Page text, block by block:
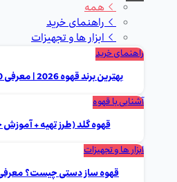
همه
راهنمای خرید
ابزار ها و تجهیزات
راهنمای خرید
بهترین برند قهوه 2026 | معرفی 20 مارک برتر ایرانی و خارجی
آشنایی با قهوه
قهوه گلد (طرز تهیه +
ابزار ها و تجهیزات
قهوه ساز دستی چیست؟ معرفی